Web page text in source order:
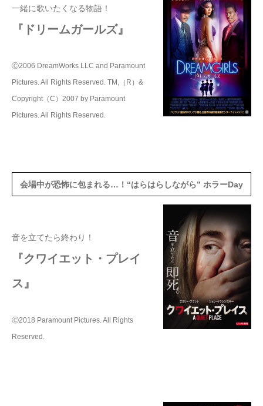
一緒に歌いたくなる物語！
『ドリームガールズ』
Ⓒ2006 DreamWorks LLC and Paramount
Pictures. All Rights Reserved. TM,（R）&
Copyright（C）2007 by Paramount
Pictures. All Rights Reserved.
会場中が恐怖に包まれる…！“はらはらしながら” ホラーDay
音を立てたら終わり！
『クワイエット・プレイ
ス』
Ⓒ2018 Paramount Pictures. All Rights
Reserved.